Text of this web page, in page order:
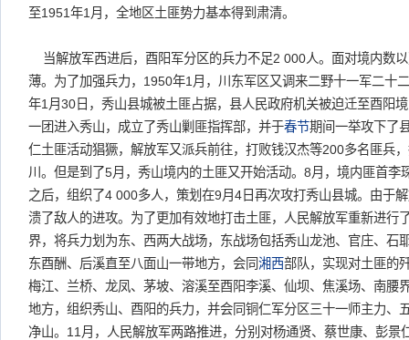
至1951年1月，全地区土匪势力基本得到肃清。
当解放军西进后，酉阳军分区的兵力不足2 000人。面对境内数
薄。为了加强兵力，1950年1月，川东军区又调来二野十一军二十
年1月30日，秀山县城被土匪占据，县人民政府机关被迫迁至酉阳
一团进入秀山，成立了秀山剿匪指挥部，并于春节期间一举攻下了
仁土匪活动猖獗，解放军又派兵前往，打败钱汉杰等200多名匪兵
川。但是到了5月，秀山境内的土匪又开始活动。8月，境内匪首李
之后，组织了4 000多人，策划在9月4日再次攻打秀山县城。由于
溃了敌人的进攻。为了更加有效地打击土匪，人民解放军重新进行
界，将兵力划为东、西两大战场，东战场包括秀山龙池、官庄、石
东酉酬、后溪直至八面山一带地方，会同湘西部队，实现对土匪的
梅江、兰桥、龙凤、茅坡、溶溪至酉阳李溪、仙坝、焦溪场、南腰
地方，组织秀山、酉阳的兵力，并会同铜仁军分区三十一师主力、
净山。11月，人民解放军两路推进，分别对杨通贤、蔡世康、彭景